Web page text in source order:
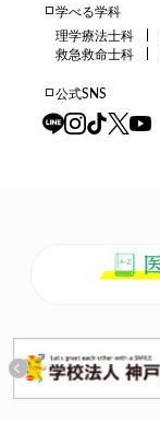
学べる学科
理学療法士科
救急救命士科
公式SNS